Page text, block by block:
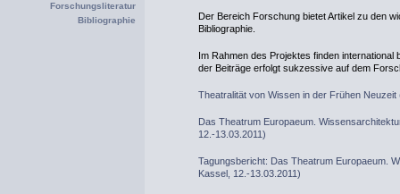
Forschungsliteratur
Bibliographie
Der Bereich Forschung bietet Artikel zu den
Bibliographie.
Im Rahmen des Projektes finden
der Beiträge erfolgt sukzessive auf dem
Theatralität von Wissen in der Frühen
Das Theatrum Europaeum.
12.-13.03.2011)
Tagungsbericht: Das Theatrum Europaeum.
Kassel, 12.-13.03.2011)